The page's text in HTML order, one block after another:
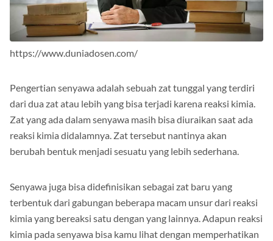
https://www.duniadosen.com/
Pengertian senyawa adalah sebuah zat tunggal yang terdiri
dari dua zat atau lebih yang bisa terjadi karena reaksi kimia.
Zat yang ada dalam senyawa masih bisa diuraikan saat ada
reaksi kimia didalamnya. Zat tersebut nantinya akan
berubah bentuk menjadi sesuatu yang lebih sederhana.
Senyawa juga bisa didefinisikan sebagai zat baru yang
terbentuk dari gabungan beberapa macam unsur dari reaksi
kimia yang bereaksi satu dengan yang lainnya. Adapun reaksi
kimia pada senyawa bisa kamu lihat dengan memperhatikan